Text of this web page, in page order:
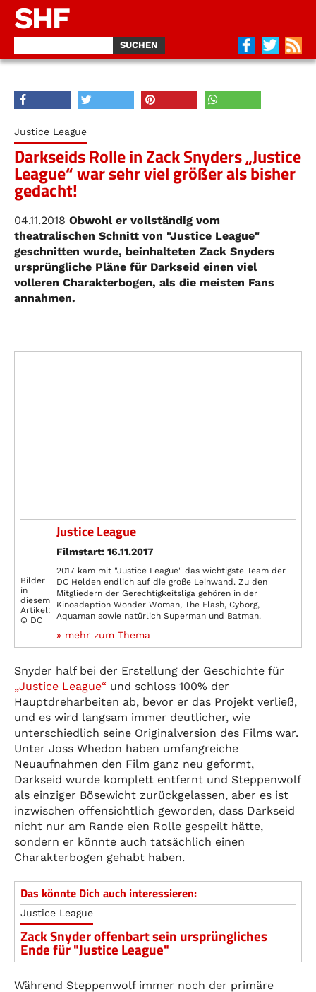
SHF
Justice League
Darkseids Rolle in Zack Snyders „Justice
League“ war sehr viel größer als bisher
gedacht!
04.11.2018 Obwohl er vollständig vom
theatralischen Schnitt von "Justice League"
geschnitten wurde, beinhalteten Zack Snyders
ursprüngliche Pläne für Darkseid einen viel
volleren Charakterbogen, als die meisten Fans
annahmen.
Bilder
in
diesem
Artikel:
© DC
Justice League
Filmstart: 16.11.2017
2017 kam mit "Justice League" das wichtigste Team der
DC Helden endlich auf die große Leinwand. Zu den
Mitgliedern der Gerechtigkeitsliga gehören in der
Kinoadaption Wonder Woman, The Flash, Cyborg,
Aquaman sowie natürlich Superman und Batman.
» mehr zum Thema
Snyder half bei der Erstellung der Geschichte für
„Justice League“ und schloss 100% der
Hauptdreharbeiten ab, bevor er das Projekt verließ,
und es wird langsam immer deutlicher, wie
unterschiedlich seine Originalversion des Films war.
Unter Joss Whedon haben umfangreiche
Neuaufnahmen den Film ganz neu geformt,
Darkseid wurde komplett entfernt und Steppenwolf
als einziger Bösewicht zurückgelassen, aber es ist
inzwischen offensichtlich geworden, dass Darkseid
nicht nur am Rande eien Rolle gespeilt hätte,
sondern er könnte auch tatsächlich einen
Charakterbogen gehabt haben.
Das könnte Dich auch interessieren:
Justice League
Zack Snyder offenbart sein ursprüngliches
Ende für "Justice League"
Während Steppenwolf immer noch der primäre